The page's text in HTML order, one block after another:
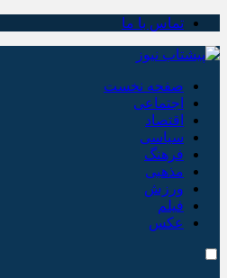
تماس با ما
صفحه نخست
اجتماعی
اقتصاد
سیاسی
فرهنگ
مذهبی
ورزش
فیلم
عکس